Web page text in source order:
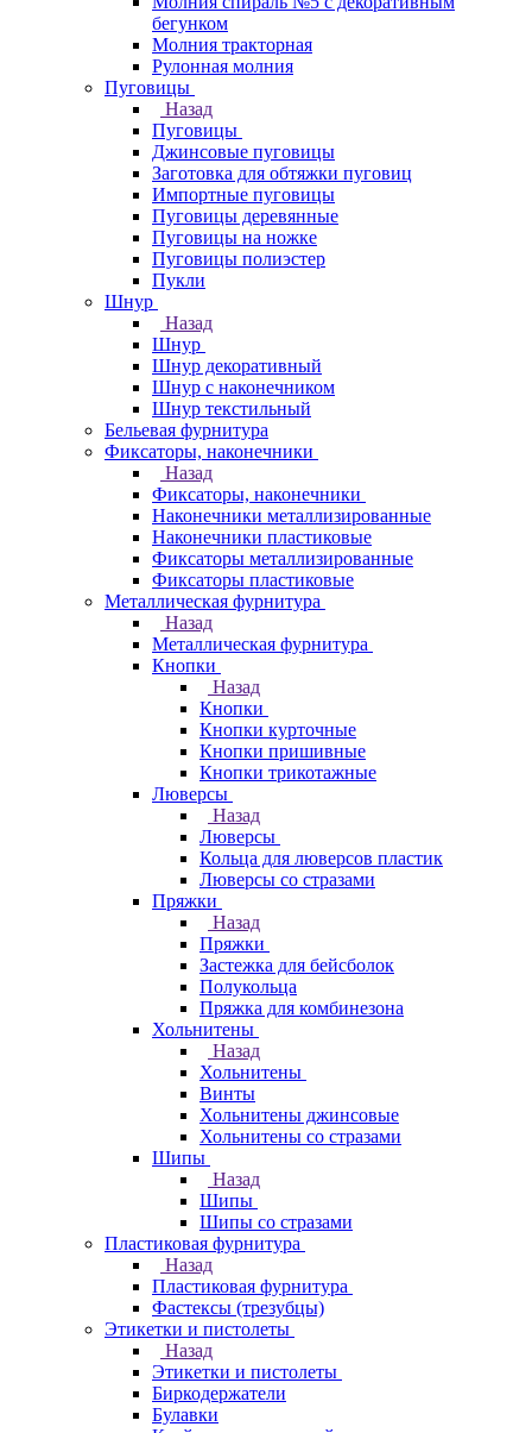
бегунком
Молния тракторная
Рулонная молния
Пуговицы
Назад
Пуговицы
Джинсовые пуговицы
Заготовка для обтяжки пуговиц
Импортные пуговицы
Пуговицы деревянные
Пуговицы на ножке
Пуговицы полиэстер
Пукли
Шнур
Назад
Шнур
Шнур декоративный
Шнур с наконечником
Шнур текстильный
Бельевая фурнитура
Фиксаторы, наконечники
Назад
Фиксаторы, наконечники
Наконечники металлизированные
Наконечники пластиковые
Фиксаторы металлизированные
Фиксаторы пластиковые
Металлическая фурнитура
Назад
Металлическая фурнитура
Кнопки
Назад
Кнопки
Кнопки курточные
Кнопки пришивные
Кнопки трикотажные
Люверсы
Назад
Люверсы
Кольца для люверсов пластик
Люверсы со стразами
Пряжки
Назад
Пряжки
Застежка для бейсболок
Полукольца
Пряжка для комбинезона
Хольнитены
Назад
Хольнитены
Винты
Хольнитены джинсовые
Хольнитены со стразами
Шипы
Назад
Шипы
Шипы со стразами
Пластиковая фурнитура
Назад
Пластиковая фурнитура
Фастексы (трезубцы)
Этикетки и пистолеты
Назад
Этикетки и пистолеты
Биркодержатели
Булавки